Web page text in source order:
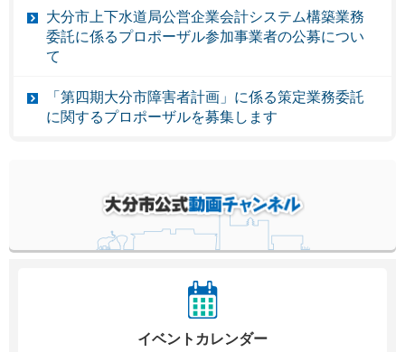
大分市上下水道局公営企業会計システム構築業務
委託に係るプロポーザル参加事業者の公募につい
て
「第四期大分市障害者計画」に係る策定業務委託
に関するプロポーザルを募集します
イベントカレンダー